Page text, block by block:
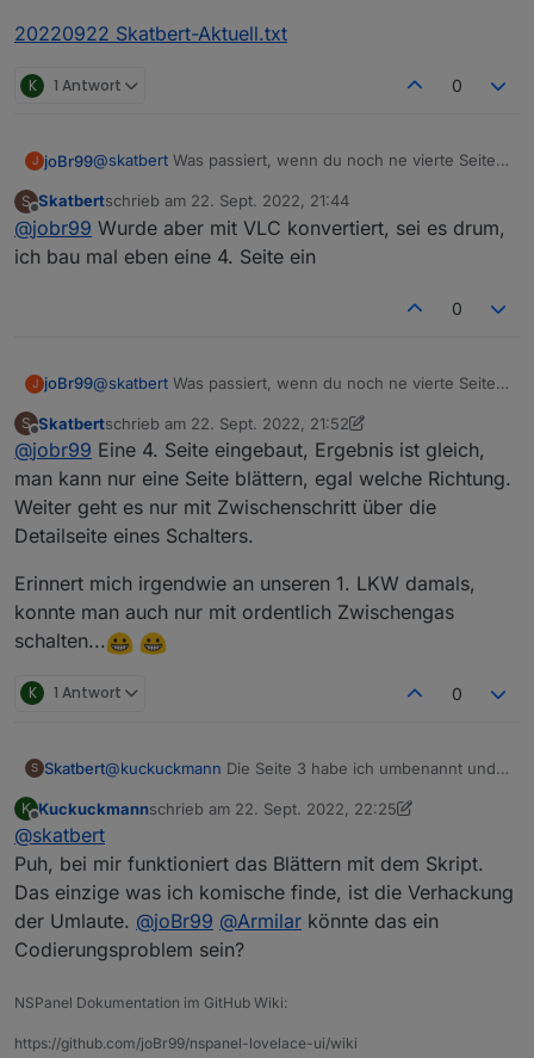
20220922 Skatbert-Aktuell.txt
K 1 Antwort 0
J joBr99@skatbert Was passiert, wenn du noch ne vierte Seite
Das Video möchte sich nicht abspielen lassen, noch
nicht mal im VLC.
S
Offline
Skatbertschrieb am 22. Sept. 2022, 21:44
zuletzt editiert von
@jobr99 Wurde aber mit VLC konvertiert, sei es drum,
ich bau mal eben eine 4. Seite ein
0
J joBr99@skatbert Was passiert, wenn du noch ne vierte Seite
Das Video möchte sich nicht abspielen lassen, noch
nicht mal im VLC.
S
Offline
Skatbertschrieb am 22. Sept. 2022, 21:52
zuletzt editiert von Skatbert
@jobr99 Eine 4. Seite eingebaut, Ergebnis ist gleich,
man kann nur eine Seite blättern, egal welche Richtung.
Weiter geht es nur mit Zwischenschritt über die
Detailseite eines Schalters.
Erinnert mich irgendwie an unseren 1. LKW damals,
konnte man auch nur mit ordentlich Zwischengas
schalten...
K 1 Antwort 0
S Skatbert@kuckuckmann Die Seite 3 habe ich umbenannt und
Unterscheidung klarer wird.
Achso, das kommt im Video nicht so, das Panel
und gleichzeitig den Focus nicht verlieren ist so eine
Hier mein ganzens Script:
20220922 Skatbert-Aktuell.txt
K
Offline
Kuckuckmannschrieb am 22. Sept. 2022, 22:25
zuletzt editiert von Kuckuckmann
@skatbert
Puh, bei mir funktioniert das Blättern mit dem Skript.
Das einzige was ich komische finde, ist die Verhackung
der Umlaute. @joBr99 @Armilar könnte das ein
Codierungsproblem sein?
NSPanel Dokumentation im GitHub Wiki:
https://github.com/joBr99/nspanel-lovelace-ui/wiki